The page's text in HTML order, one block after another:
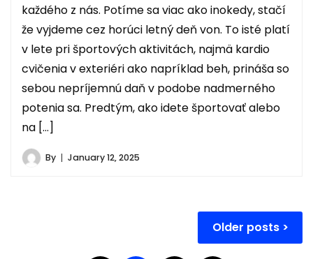
každého z nás. Potíme sa viac ako inokedy, stačí
že vyjdeme cez horúci letný deň von. To isté platí
v lete pri športových aktivitách, najmä kardio
cvičenia v exteriéri ako napríklad beh, prináša so
sebou nepríjemnú daň v podobe nadmerného
potenia sa. Predtým, ako idete športovať alebo
na […]
By January 12, 2025
Older posts